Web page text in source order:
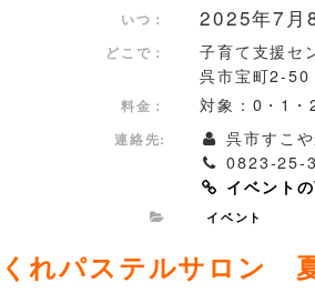
いつ： 2025年7
どこで：
子育て支援
呉市宝町2-
料金： 対象：0・1・
連絡先:
呉市すこ
0823-25-
イベント
イベント
くれパステルサロン